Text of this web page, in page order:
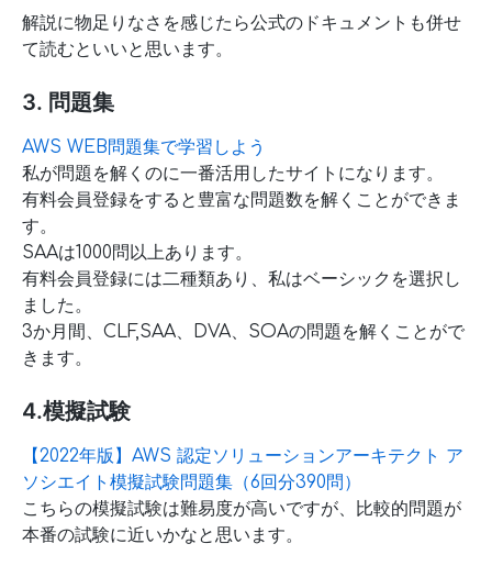
解説に物足りなさを感じたら公式のドキュメントも併せ
て読むといいと思います。
3. 問題集
AWS WEB問題集で学習しよう
私が問題を解くのに一番活用したサイトになります。
有料会員登録をすると豊富な問題数を解くことができま
す。
SAAは1000問以上あります。
有料会員登録には二種類あり、私はベーシックを選択し
ました。
3か月間、CLF,SAA、DVA、SOAの問題を解くことがで
きます。
4.模擬試験
【2022年版】AWS 認定ソリューションアーキテクト ア
ソシエイト模擬試験問題集（6回分390問）
こちらの模擬試験は難易度が高いですが、比較的問題が
本番の試験に近いかなと思います。